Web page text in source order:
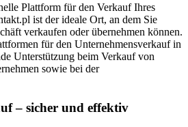
Plattform für den Verkauf Ihres
ist der ideale Ort, an dem Sie
verkaufen oder übernehmen können.
für den Unternehmensverkauf in
Unterstützung beim Verkauf von
sowie bei der
– sicher und effektiv